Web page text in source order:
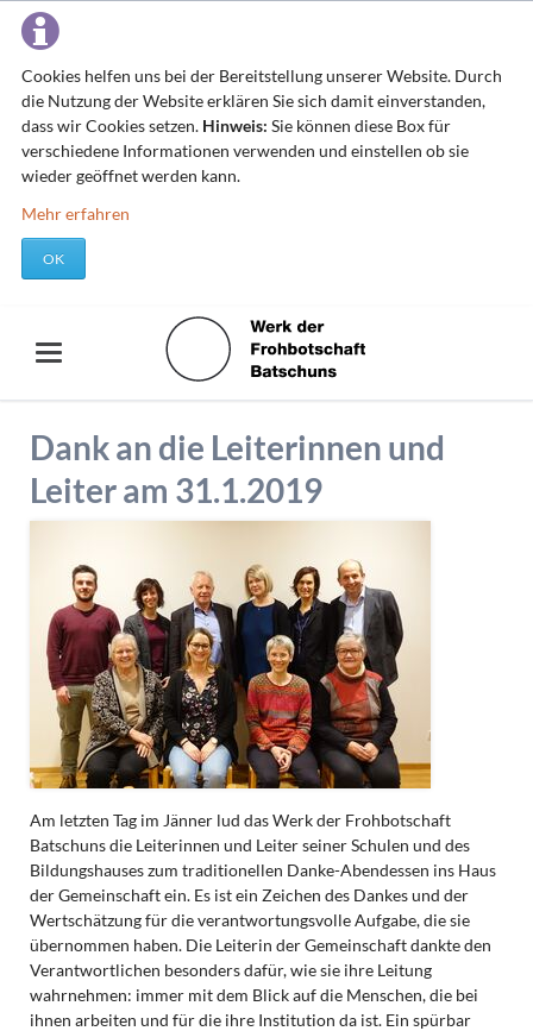
Cookies helfen uns bei der Bereitstellung unserer Website. Durch
die Nutzung der Website erklären Sie sich damit einverstanden,
dass wir Cookies setzen. Hinweis: Sie können diese Box für
verschiedene Informationen verwenden und einstellen ob sie
wieder geöffnet werden kann.
Mehr erfahren
OK
Dank an die Leiterinnen und
Leiter am 31.1.2019
Am letzten Tag im Jänner lud das Werk der Frohbotschaft
Batschuns die Leiterinnen und Leiter seiner Schulen und des
Bildungshauses zum traditionellen Danke-Abendessen ins Haus
der Gemeinschaft ein. Es ist ein Zeichen des Dankes und der
Wertschätzung für die verantwortungsvolle Aufgabe, die sie
übernommen haben. Die Leiterin der Gemeinschaft dankte den
Verantwortlichen besonders dafür, wie sie ihre Leitung
wahrnehmen: immer mit dem Blick auf die Menschen, die bei
ihnen arbeiten und für die ihre Institution da ist. Ein spürbar